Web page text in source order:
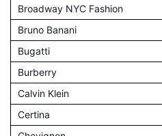
Broadway NYC Fashion
Bruno Banani
Bugatti
Burberry
Calvin Klein
Certina